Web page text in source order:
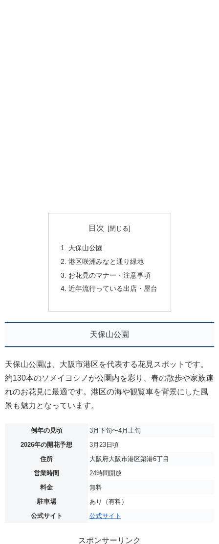
目次
天保山公園
港区咲洲みなと通り緑地
お花見のマナー・注意事項
近年流行っている出店・屋台
天保山公園
天保山公園は、大阪市港区を代表する花見スポットです。
約130本のソメイヨシノが公園内を彩り、春の散歩や家族連
れのお花見に最適です。港区の海や観覧車を背景にした風
景も魅力となっています。
例年の見頃
3月下旬〜4月上旬
2026年の開花予想
3月23日頃
住所
大阪府大阪市港区築港6丁目
営業時間
24時間開放
料金
無料
駐車場
あり（有料）
公式サイト
公式サイト
スポンサーリンク